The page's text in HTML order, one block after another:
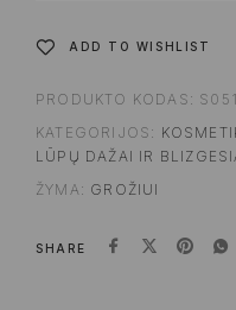
ADD TO WISHLIST
PRODUKTO KODAS:
KATEGORIJOS:
LŪPŲ DAŽAI IR
ŽYMA: GROŽIUI
SHARE